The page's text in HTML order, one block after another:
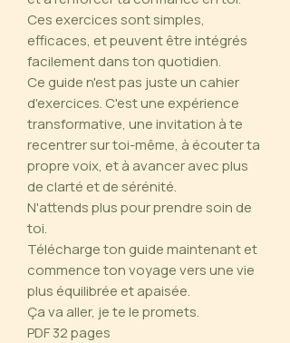
Ces exercices sont simples,
efficaces, et peuvent être intégrés
facilement dans ton quotidien.
Ce guide n'est pas juste un cahier
d'exercices. C'est une expérience
transformative, une invitation à te
recentrer sur toi-même, à écouter ta
propre voix, et à avancer avec plus
de clarté et de sérénité.
N'attends plus pour prendre soin de
toi.
Télécharge ton guide maintenant et
commence ton voyage vers une vie
plus équilibrée et apaisée.
Ça va aller, je te le promets.
PDF 32 pages